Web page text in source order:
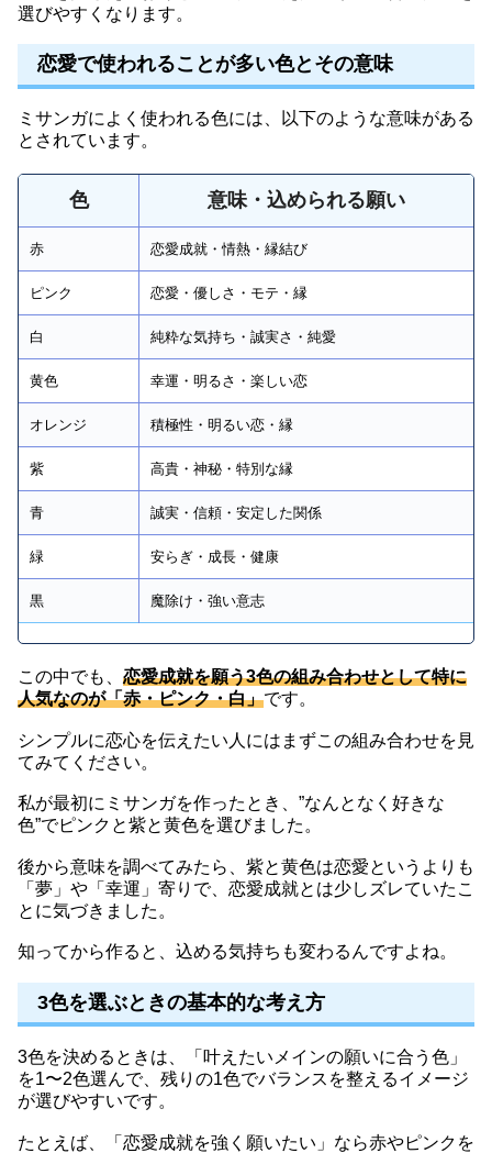
選びやすくなります。
恋愛で使われることが多い色とその意味
ミサンガによく使われる色には、以下のような意味がある
とされています。
色 意味・込められる願い
赤 恋愛成就・情熱・縁結び
ピンク 恋愛・優しさ・モテ・縁
白 純粋な気持ち・誠実さ・純愛
黄色 幸運・明るさ・楽しい恋
オレンジ 積極性・明るい恋・縁
紫 高貴・神秘・特別な縁
青 誠実・信頼・安定した関係
緑 安らぎ・成長・健康
黒 魔除け・強い意志
この中でも、 恋愛成就を願う3色の組み合わせとして特に
人気なのが「赤・ピンク・白」です。
シンプルに恋心を伝えたい人にはまずこの組み合わせを見
てみてください。
私が最初にミサンガを作ったとき、”なんとなく好きな
色”でピンクと紫と黄色を選びました。
後から意味を調べてみたら、紫と黄色は恋愛というよりも
「夢」や「幸運」寄りで、恋愛成就とは少しズレていたこ
とに気づきました。
知ってから作ると、込める気持ちも変わるんですよね。
3色を選ぶときの基本的な考え方
3色を決めるときは、「叶えたいメインの願いに合う色」
を1〜2色選んで、残りの1色でバランスを整えるイメージ
が選びやすいです。
たとえば、「恋愛成就を強く願いたい」なら赤やピンクを